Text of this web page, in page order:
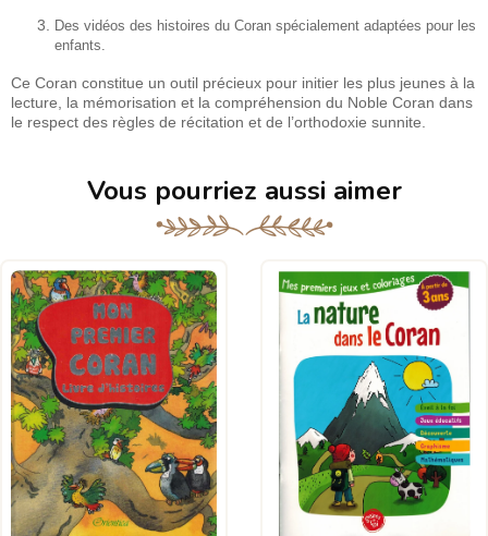
Des vidéos des histoires du Coran spécialement adaptées pour les
enfants.
Ce Coran constitue un outil précieux pour initier les plus jeunes à la
lecture, la mémorisation et la compréhension du Noble Coran dans
le respect des règles de récitation et de l’orthodoxie sunnite.
Vous pourriez aussi aimer